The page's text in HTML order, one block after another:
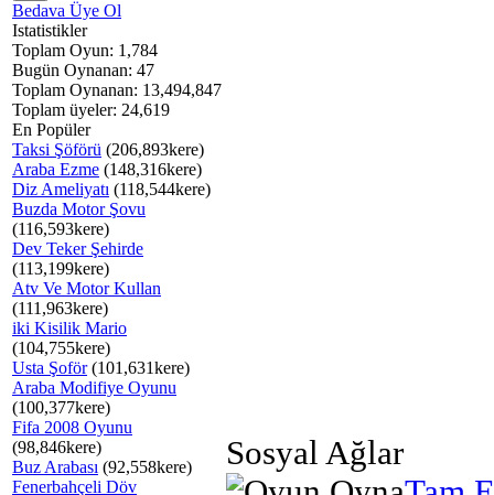
Bedava Üye Ol
Istatistikler
Toplam Oyun: 1,784
Bugün Oynanan: 47
Toplam Oynanan: 13,494,847
Toplam üyeler: 24,619
En Popüler
Taksi Şöförü (206,893kere)
Araba Ezme (148,316kere)
Diz Ameliyatı (118,544kere)
Buzda Motor Şovu
(116,593kere)
Dev Teker Şehirde
(113,199kere)
Atv Ve Motor Kullan
(111,963kere)
iki Kisilik Mario
(104,755kere)
Usta Şoför(101,631kere)
Araba Modifiye Oyunu
(100,377kere)
Fifa 2008 Oyunu
(98,846kere)
Buz Arabası (92,558kere)
Fenerbahçeli Döv
Sosyal Ağlar